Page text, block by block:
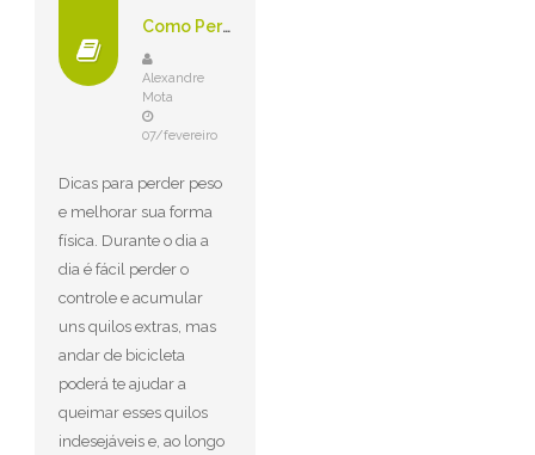
Como Perder Peso Pedalando?
Alexandre
Mota
07/fevereiro
Dicas para perder peso
e melhorar sua forma
física. Durante o dia a
dia é fácil perder o
controle e acumular
uns quilos extras, mas
andar de bicicleta
poderá te ajudar a
queimar esses quilos
indesejáveis e, ao longo